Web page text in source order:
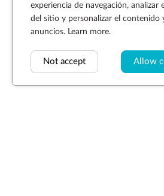
experiencia de navegación, analizar
del sitio y personalizar el contenido
anuncios. Learn more.
Allow
Not accept